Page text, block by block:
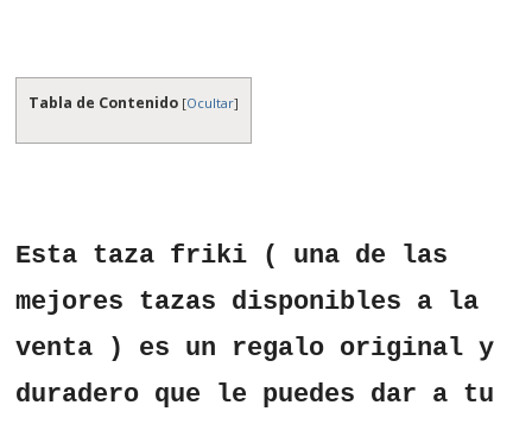
Tabla de Contenido [Ocultar]
Esta taza friki ( una de las
mejores tazas disponibles a la
venta ) es un regalo original y
duradero que le puedes dar a tu